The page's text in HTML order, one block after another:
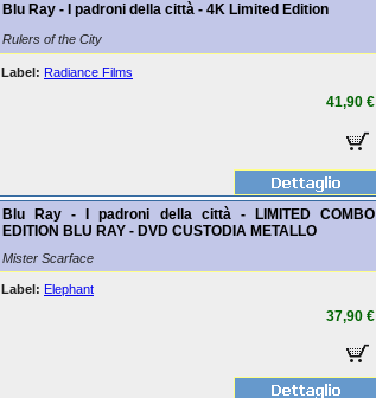
Blu Ray - I padroni della città - 4K Limited Edition
Rulers of the City
Label: Radiance Films
41,90 €
Blu Ray - I padroni della città - LIMITED COMBO
EDITION BLU RAY - DVD CUSTODIA METALLO
Mister Scarface
Label: Elephant
37,90 €